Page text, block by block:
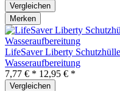
Vergleichen
Merken
LifeSaver Liberty
Wasseraufbereitung
7,77 € * 12,95 € *
Vergleichen